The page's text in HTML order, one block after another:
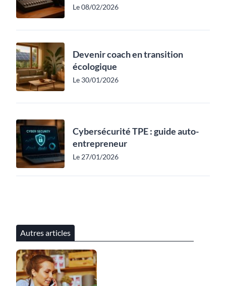
Le 08/02/2026
Devenir coach en transition
écologique
Le 30/01/2026
Cybersécurité TPE : guide auto-
entrepreneur
Le 27/01/2026
Autres articles